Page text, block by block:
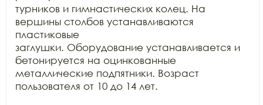
турников и гимнастических колец. На
вершины столбов устанавливаются
пластиковые
заглушки. Оборудование устанавливается и
бетонируется на оцинкованные
металлические подпятники. Возраст
пользователя от 10 до 14 лет.